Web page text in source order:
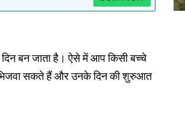
बन जाता है। ऐसे में आप किसी बच्चे
सकते हैं और उनके दिन की शुरुआत